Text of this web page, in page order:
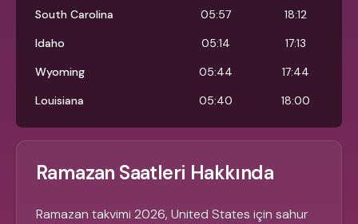
South Carolina 05:57
18:12
Idaho
05:14
17:13
Wyoming
05:44
17:44
Louisiana
05:40 18:00
Ramazan Saatleri Hakkında
Ramazan takvimi 2026, United States için sahur